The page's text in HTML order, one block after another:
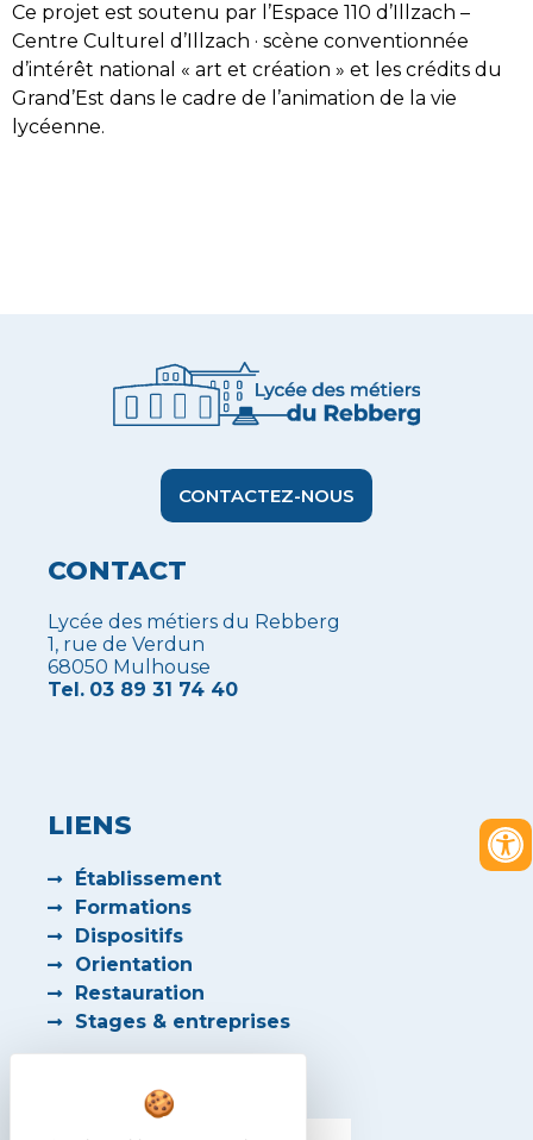
Ce projet est soutenu par l’Espace 110 d’Illzach –
Centre Culturel d’Illzach · scène conventionnée
d’intérêt national « art et création » et les crédits du
Grand’Est dans le cadre de l’animation de la vie
lycéenne.
CONTACTEZ-NOUS
CONTACT
Lycée des métiers du Rebberg
1, rue de Verdun
68050 Mulhouse
Tel. 03 89 31 74 40
LIENS
Établissement
Formations
Dispositifs
Orientation
Restauration
Stages & entreprises